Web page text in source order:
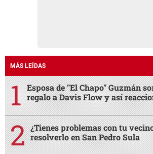
MÁS LEÍDAS
Esposa de "El Chapo" Guzmán
regalo a Davis Flow y así
¿Tienes problemas con tu
resolverlo en San Pedro Sula